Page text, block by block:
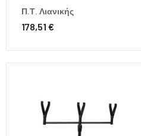
Π.Τ. Λιανικής
178,51 €